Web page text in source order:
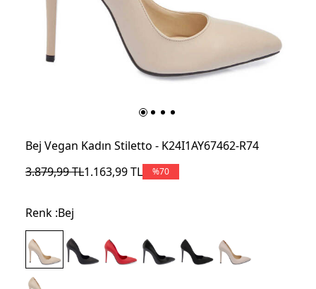
Bej Vegan Kadın Stiletto - K24I1AY67462-R74
3.879,99TL1.163,99TL %70
Renk :Bej